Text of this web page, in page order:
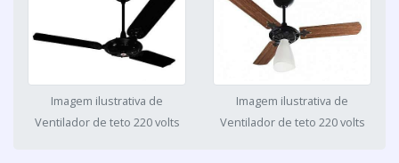
Imagem ilustrativa de
Ventilador de teto 220 volts
Imagem ilustrativa de
Ventilador de teto 220 volts